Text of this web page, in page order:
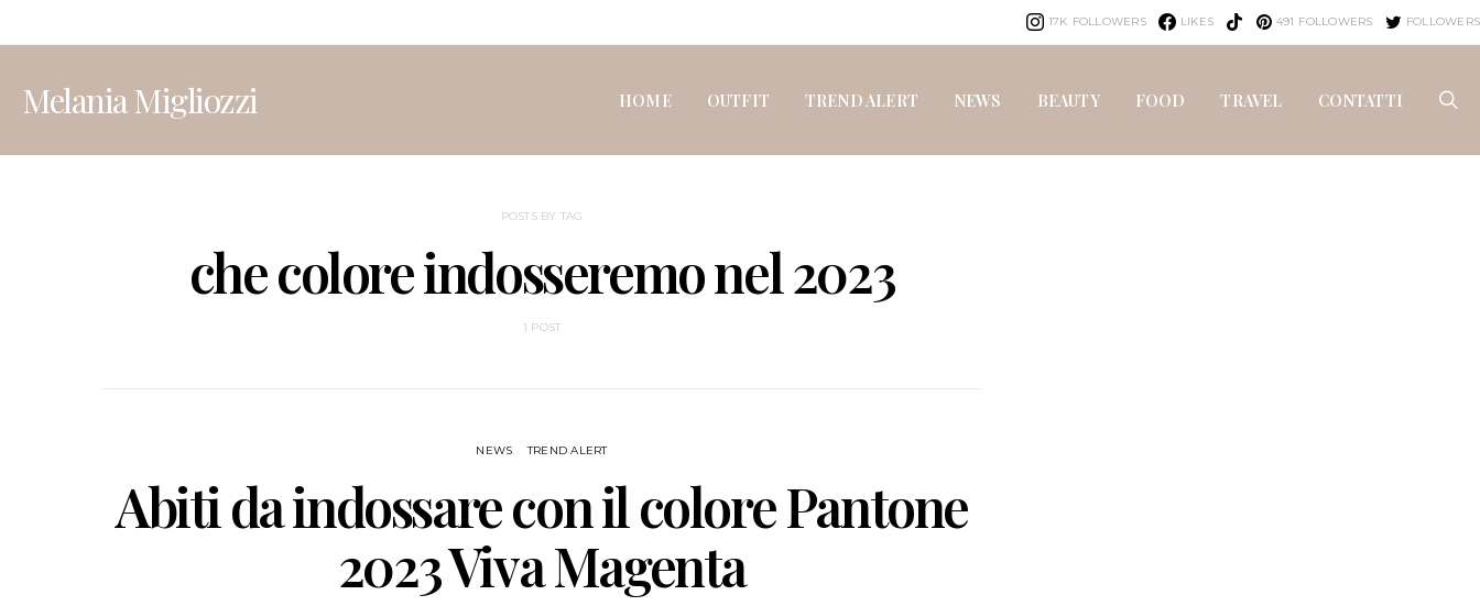
17K FOLLOWERS LIKES 491 FOLLOWERS FOLLOWERS
Melania Migliozzi HOME OUTFIT TREND ALERT NEWS BEAUTY FOOD TRAVEL CONTATTI
POSTS BY TAG
che colore indosseremo nel 2023
1 POST
NEWS TREND ALERT
Abiti da indossare con il colore Pantone
2023 Viva Magenta